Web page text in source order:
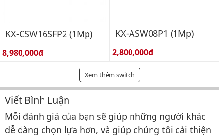
KX-CSW16SFP2 (1Mp)
Giá bán:
8,980,000đ
KX-ASW08P1 (1Mp)
Giá bán:
2,800,000đ
Xem thêm switch
Bình luận & Đánh giá
Viết Bình Luận
Mỗi đánh giá của bạn sẽ giúp những người khác
dễ dàng chọn lựa hơn, và giúp chúng tôi cải thiện